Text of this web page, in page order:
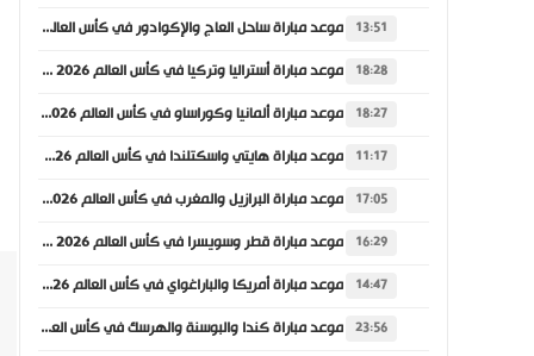
13:51 موعد مباراة ساحل العاج والإكوادور في كأس العالم 2026 والقنوات الناقلة
18:28 موعد مباراة أستراليا وتركيا في كأس العالم 2026 والقنوات الناقلة
18:27 موعد مباراة ألمانيا وكوراساو في كأس العالم 2026 والقنوات الناقلة
11:17 موعد مباراة هايتي واسكتلندا في كأس العالم 2026 والقنوات الناقلة
17:05 موعد مباراة البرازيل والمغرب في كأس العالم 2026 والقنوات الناقلة
16:29 موعد مباراة قطر وسويسرا في كأس العالم 2026 والقنوات الناقلة
14:47 موعد مباراة أمريكا والباراغواي في كأس العالم 2026 والقنوات الناقلة
23:56 موعد مباراة كندا والبوسنة والهرسك في كأس العالم 2026 والقنوات الناقلة